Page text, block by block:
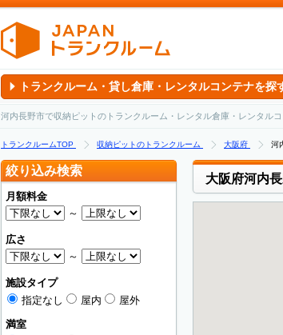
トランクルーム・貸し倉庫・レンタルコンテナを探
河内長野市で収納ピットのトランクルーム・レンタル倉庫・レンタル
トランクルームTOP 収納ピットのトランクルーム 大阪府 河
大阪府河内
絞り込み検索
月額料金
～
広さ
～
施設タイプ
指定なし
屋内
屋外
満室